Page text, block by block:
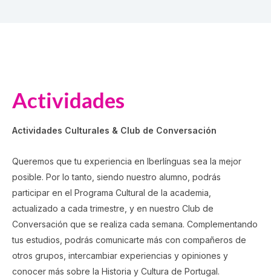
Actividades
Actividades Culturales & Club de Conversación
Queremos que tu experiencia en Iberlínguas sea la mejor
posible. Por lo tanto, siendo nuestro alumno, podrás
participar en el Programa Cultural de la academia,
actualizado a cada trimestre, y en nuestro Club de
Conversación que se realiza cada semana. Complementando
tus estudios, podrás comunicarte más con compañeros de
otros grupos, intercambiar experiencias y opiniones y
conocer más sobre la Historia y Cultura de Portugal.